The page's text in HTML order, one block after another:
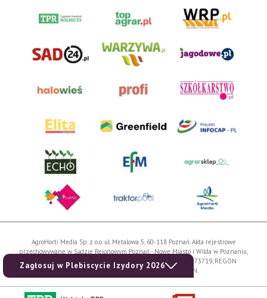
Zagłosuj w Plebiscycie Izydory 2026
AgroHorti Media Sp. z o.o. ul. Metalowa 5, 60-118 Poznań. Akta rejestrowe
przechowywane w Sądzie Rejonowym Poznań - Nowe Miasto i Wilda w Poznaniu,
VIII Wydziale Gospodarczym, KRS 0001116269, NIP 7792573719, REGON
529158846, kapitał zakładowy: 3.608.000 PLN.